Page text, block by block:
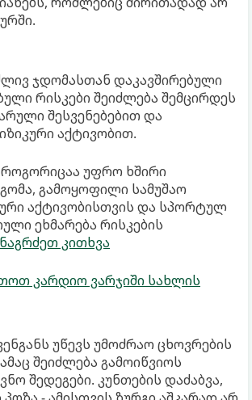
ჯდომასთან დაკავშირებული
რისკები შეიძლება შემცირდეს
შესვენებებით და
აქტივობით.
უფრო ხშირი
გამოყოფილი სამუშაო
აქტივობისთვის და სპორტულ
ეხმარება რისკების
კითხვა
კარდიო ვარჯიში სახლის
უწევს უმოძრაო ცხოვრების
შეიძლება გამოიწვიოს
შედეგები. კუნთების დაძაბვა,